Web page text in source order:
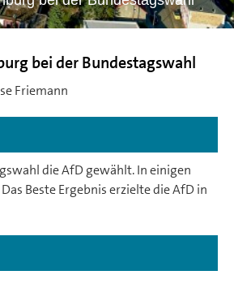
bei der Bundestagswahl
Friemann
die AfD gewählt. In einigen
Beste Ergebnis erzielte die AfD in